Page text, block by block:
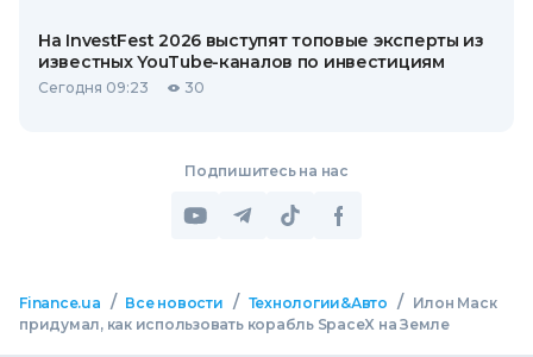
На InvestFest 2026 выступят топовые эксперты из
известных YouTube-каналов по инвестициям
Сегодня 09:23 30
Подпишитесь на нас
Finance.ua / Все новости / Технологии&Авто /
Илон Маск
придумал, как использовать корабль SpaceX на Земле